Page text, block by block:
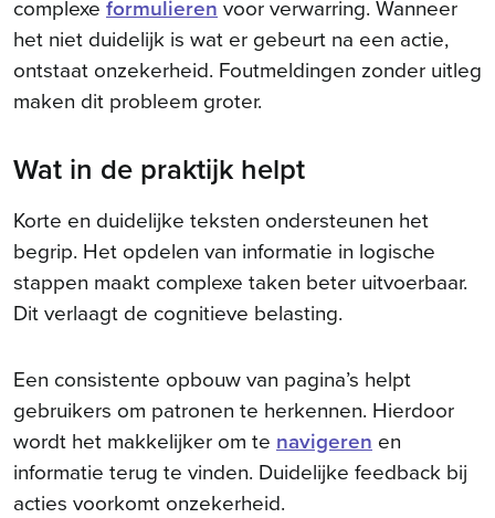
complexe formulieren voor verwarring. Wanneer
het niet duidelijk is wat er gebeurt na een actie,
ontstaat onzekerheid. Foutmeldingen zonder uitleg
maken dit probleem groter.
Wat in de praktijk helpt
Korte en duidelijke teksten ondersteunen het
begrip. Het opdelen van informatie in logische
stappen maakt complexe taken beter uitvoerbaar.
Dit verlaagt de cognitieve belasting.
Een consistente opbouw van pagina’s helpt
gebruikers om patronen te herkennen. Hierdoor
wordt het makkelijker om te navigeren en
informatie terug te vinden. Duidelijke feedback bij
acties voorkomt onzekerheid.